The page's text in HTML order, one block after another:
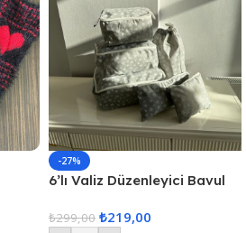
-27%
6’lı Valiz Düzenleyici Bavul
Hurcu
₺299,00 ₺219,00